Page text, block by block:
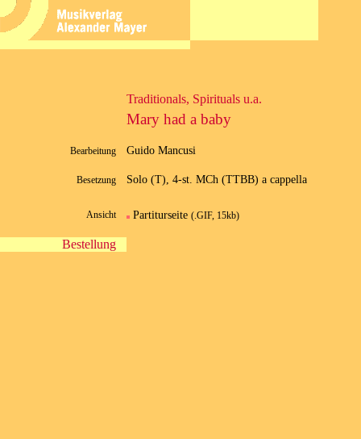
Traditionals, Spirituals u.a.
Mary had a baby
Bearbeitung Guido Mancusi
Besetzung Solo (T), 4-st. MCh (TTBB) a cappella
Ansicht Partiturseite (.GIF, 15kb)
Bestellung